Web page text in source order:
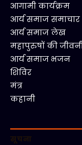
आगामी कार्यक्रम
आर्य समाज समाचार
आर्य समाज लेख
महापुरुषों की
आर्य समाज भजन
शिविर
मंत्र
कहानी
सूचना